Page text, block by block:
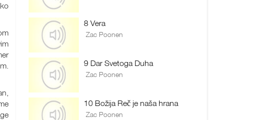
8 Vera
Zac Poonen
9 Dar Svetoga Duha
Zac Poonen
10 Božija Reč je naša hrana
Zac Poonen